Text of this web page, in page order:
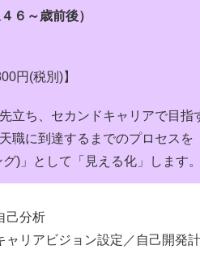
６～歳前後）
円(税別)】
立ち、セカンドキャリアで目指
職に到達するまでのプロセスを
)」として「見える化」します。
分析
ジョン設定／自己開発計